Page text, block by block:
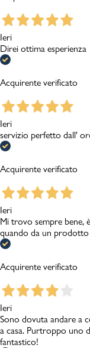
Ieri
Direi ottima esperienza
Acquirente verificato
Ieri
servizio perfetto dall'
Acquirente verificato
Ieri
Mi trovo sempre bene,
quando da un
Acquirente verificato
Ieri
Sono dovuta andare a
a casa. Purtroppo uno
fantastico!